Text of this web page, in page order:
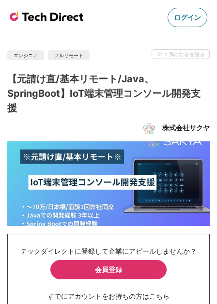
ログイン
エンジニア フルリモート 1 気になる!を送る
【元請け直/基本リモート/Java、
SpringBoot】IoT端末管理コンソール開発支
援
株式会社サクヤ
テックダイレクトに登録して企業にアピールしませんか？
会員登録
すでにアカウントをお持ちの方はこちら